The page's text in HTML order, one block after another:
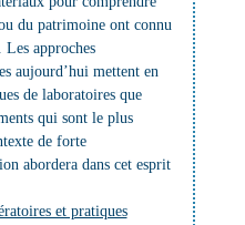
du patrimoine ont connu
Les approches
aujourd’hui mettent en
de laboratoires que
qui sont le plus
de forte
abordera dans cet esprit
et pratiques